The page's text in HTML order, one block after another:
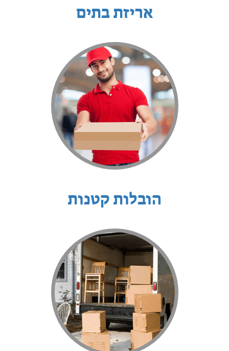
אריזת בתים
הובלות קטנות